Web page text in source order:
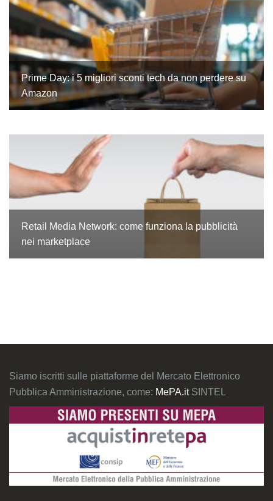
Prime Day: i 5 migliori sconti tech da non perdere su
Amazon
Retail Media Network: come funziona la pubblicità
nei marketplace
Siamo iscritti sulle piattaforme del Mercato Elettronico
Pubblica Amministrazione, come: MePA.it SINTEL